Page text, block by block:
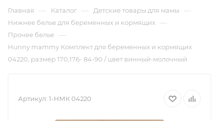
Главная — Каталог — Детские товары для мамы —
Нижнее белье для беременных и кормящих —
Прочее белье —
Hunny mammy Комплект для беременных и кормящих
04220, размер 170,176- 84-90 / цвет винный-молочный
Артикул: 1-НМК 04220